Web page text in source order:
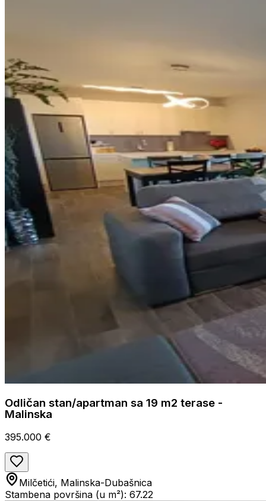
Odličan stan/apartman sa 19 m2 terase -
Malinska
395.000 €
Milčetići, Malinska-Dubašnica
Stambena površina (u m²): 67.22